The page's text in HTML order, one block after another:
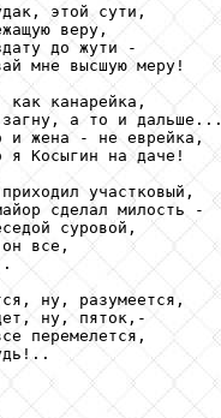
этой сути,
веру,
до жути -
мне высшую меру!
как канарейка,
загну, а то и дальше...
и жена - не еврейка,
я Косыгин на даче!
участковый,
сделал милость -
суровой,
все,
ну, разумеется,
ну, пяток,-
перемелется,